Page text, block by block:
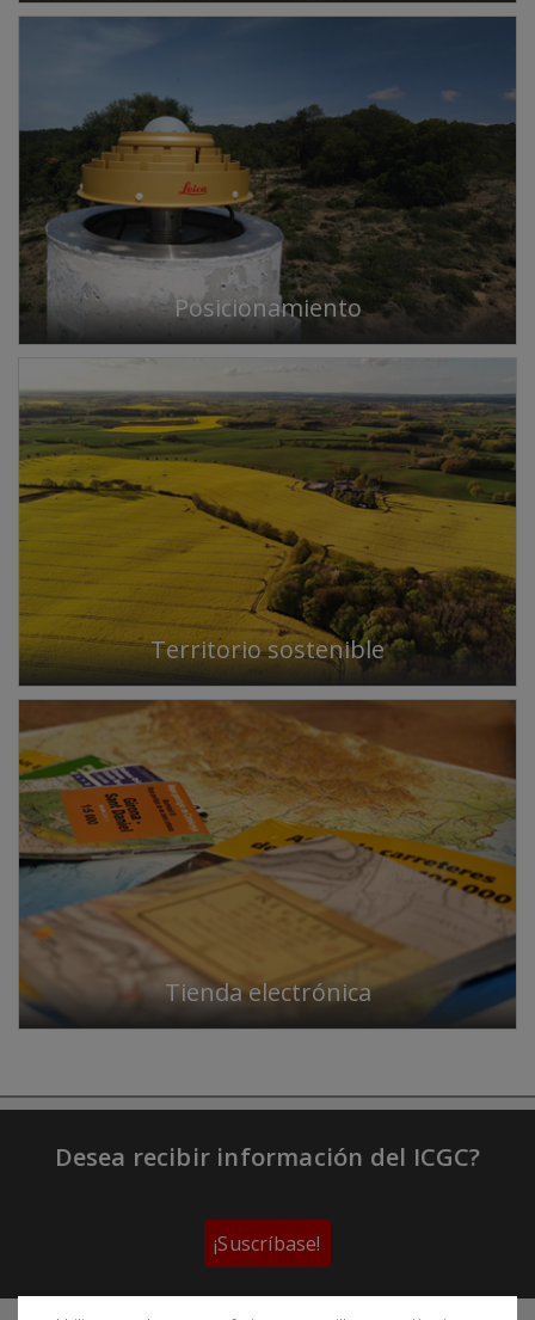
Posicionamiento
Territorio sostenible
Tienda electrónica
Desea recibir información del ICGC?
¡Suscríbase!